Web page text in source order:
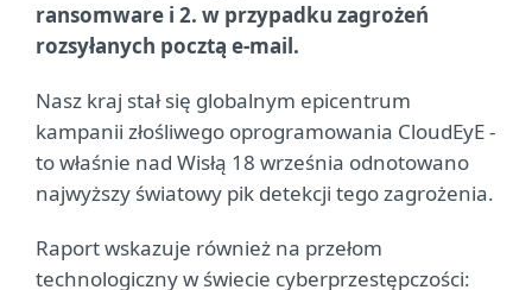
ransomware i 2. w przypadku zagrożeń
rozsyłanych pocztą e-mail.
Nasz kraj stał się globalnym epicentrum
kampanii złośliwego oprogramowania CloudEyE -
to właśnie nad Wisłą 18 września odnotowano
najwyższy światowy pik detekcji tego zagrożenia.
Raport wskazuje również na przełom
technologiczny w świecie cyberprzestępczości: